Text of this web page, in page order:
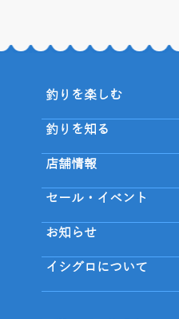
釣りを楽しむ
釣りを知る
店舗情報
セール・イベント
お知らせ
イシグロについて